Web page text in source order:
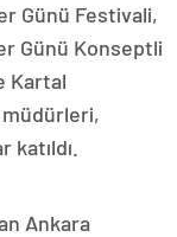
Günü Festivali,
Günü Konseptli
Kartal
müdürleri,
Ankara